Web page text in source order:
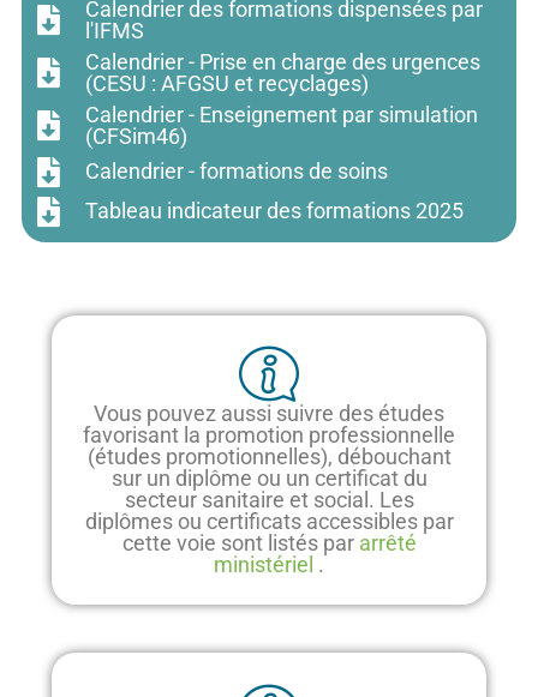
Calendrier des formations dispensées par
l'IFMS
Calendrier - Prise en charge des urgences
(CESU : AFGSU et recyclages)
Calendrier - Enseignement par simulation
(CFSim46)
Calendrier - formations de soins
Tableau indicateur des formations 2025
Vous pouvez aussi suivre des études
favorisant la promotion professionnelle
(études promotionnelles), débouchant
sur un diplôme ou un certificat du
secteur sanitaire et social. Les
diplômes ou certificats accessibles par
cette voie sont listés par arrêté
ministériel .